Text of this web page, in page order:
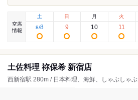
空席
情報
土
8/8
日
9
月
10
火
11
土佐料理 祢保希 新宿店
西新宿駅 280m / 日本料理、海鮮、しゃぶしゃぶ